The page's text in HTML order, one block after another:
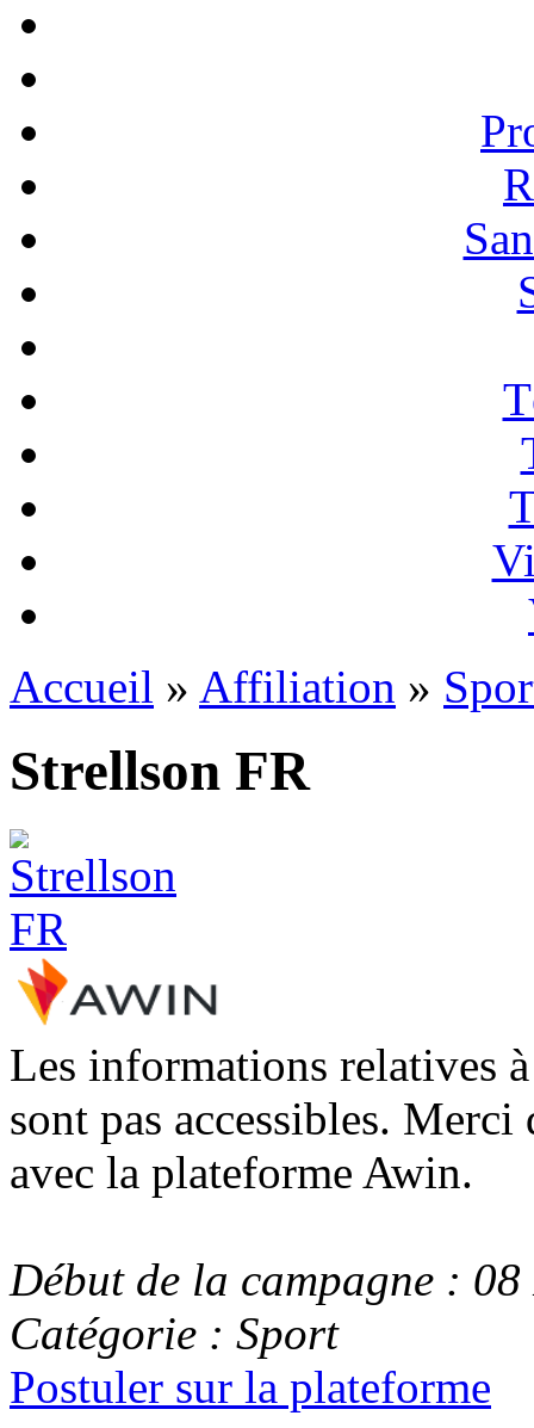
Accueil » Affiliation »
Strellson FR
Les informations relatives
sont pas accessibles.
avec la plateforme Awin.
Début de la campagne :
Catégorie : Sport
Postuler sur la plateforme